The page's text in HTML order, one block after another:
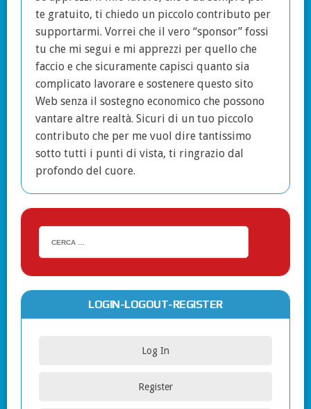
te gratuito, ti chiedo un piccolo contributo per
supportarmi. Vorrei che il vero “sponsor” fossi
tu che mi segui e mi apprezzi per quello che
faccio e che sicuramente capisci quanto sia
complicato lavorare e sostenere questo sito
Web senza il sostegno economico che possono
vantare altre realtà. Sicuri di un tuo piccolo
contributo che per me vuol dire tantissimo
sotto tutti i punti di vista, ti ringrazio dal
profondo del cuore.
LOGIN-LOGOUT-REGISTER
Log In
Register